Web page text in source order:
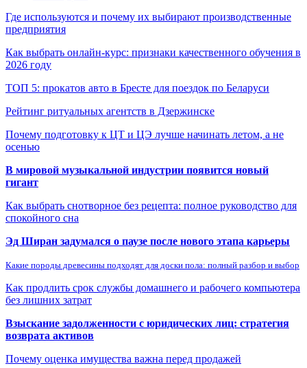
Где используются и почему их выбирают производственные
предприятия
Как выбрать онлайн-курс: признаки качественного обучения в
2026 году
ТОП 5: прокатов авто в Бресте для поездок по Беларуси
Рейтинг ритуальных агентств в Дзержинске
Почему подготовку к ЦТ и ЦЭ лучше начинать летом, а не
осенью
В мировой музыкальной индустрии появится новый
гигант
Как выбрать снотворное без рецепта: полное руководство для
спокойного сна
Эд Ширан задумался о паузе после нового этапа карьеры
Какие породы древесины подходят для доски пола: полный разбор и выбор
Как продлить срок службы домашнего и рабочего компьютера
без лишних затрат
Взыскание задолженности с юридических лиц: стратегия
возврата активов
Почему оценка имущества важна перед продажей